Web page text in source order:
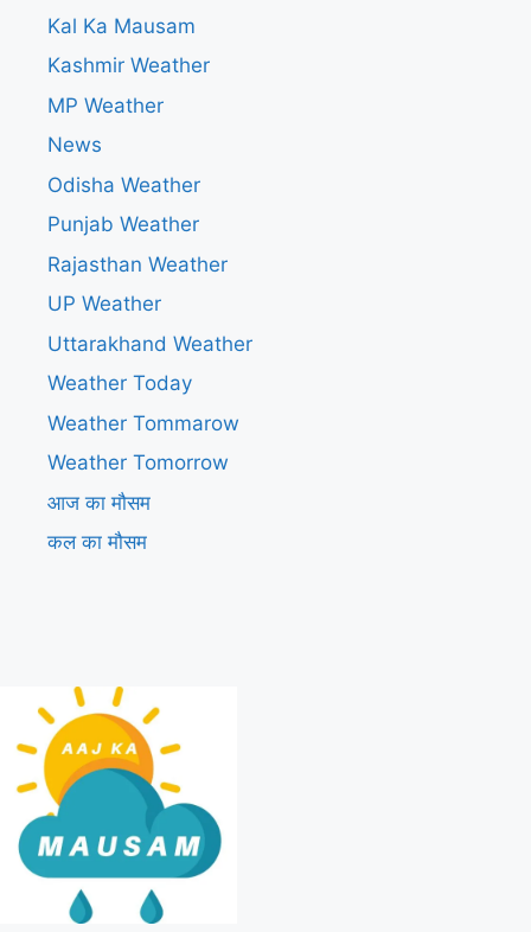
Kal Ka Mausam
Kashmir Weather
MP Weather
News
Odisha Weather
Punjab Weather
Rajasthan Weather
UP Weather
Uttarakhand Weather
Weather Today
Weather Tommarow
Weather Tomorrow
आज का मौसम
कल का मौसम